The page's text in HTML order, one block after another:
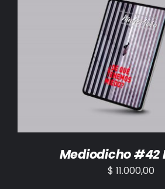
AÑADIR AL CARRITO /
Mediodicho #42
$ 11.000,00